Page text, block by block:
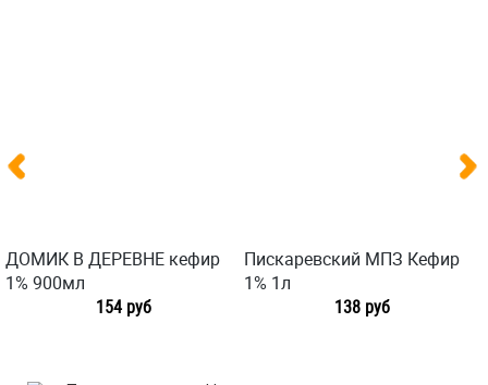
ДОМИК В ДЕРЕВНЕ кефир
1% 900мл
154 руб
Пискаревский МПЗ Кефир
1% 1л
138 руб